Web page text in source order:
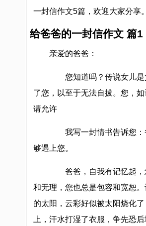
一封信作文5篇，欢迎大家分享。
给爸爸的一封信作文 篇1
亲爱的爸爸：
您知道吗？传说女儿是
了您，以至于无法自拔。您，
请允许
我写一封情书告诉您：
够遇上您。
爸爸，自我有记忆起，
和无理，您也总是包容和宽恕
的太阳，云彩好似被太阳烧化
上，汗水打湿了衣服，争先恐